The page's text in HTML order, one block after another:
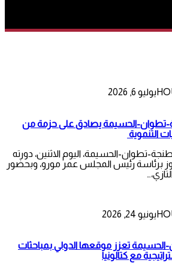
يوليو 6, 2026
الحسيمة يصادق على حزمة من
التنموية
تطوان-الحسيمة، اليوم الاثنين، دورته
برئاسة رئيس المجلس عمر مورو، وبحضور
يونيو 24, 2026
تعزز موقعها الدولي بمباحثات
مع كتالونيا